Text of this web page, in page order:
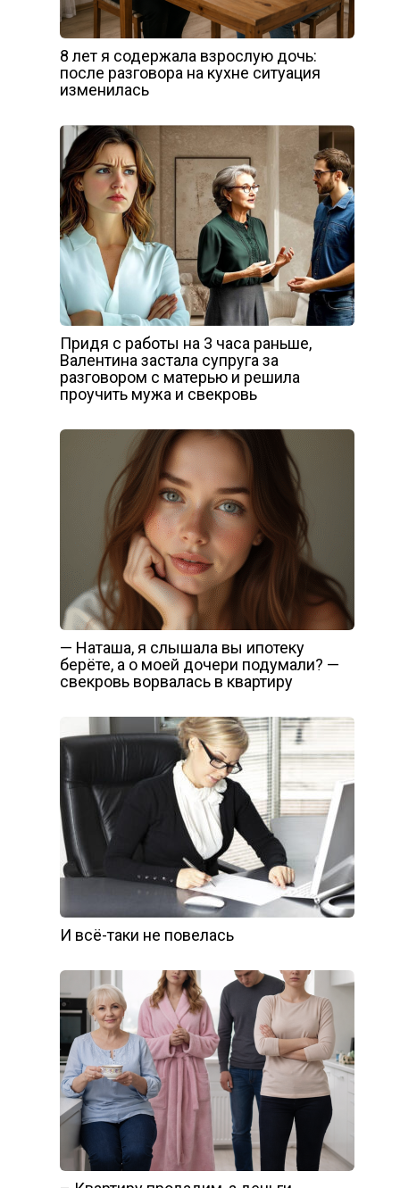
8 лет я содержала взрослую дочь:
после разговора на кухне ситуация
изменилась
Придя с работы на 3 часа раньше,
Валентина застала супруга за
разговором с матерью и решила
проучить мужа и свекровь
— Наташа, я слышала вы ипотеку
берёте, а о моей дочери подумали? —
свекровь ворвалась в квартиру
И всё-таки не повелась